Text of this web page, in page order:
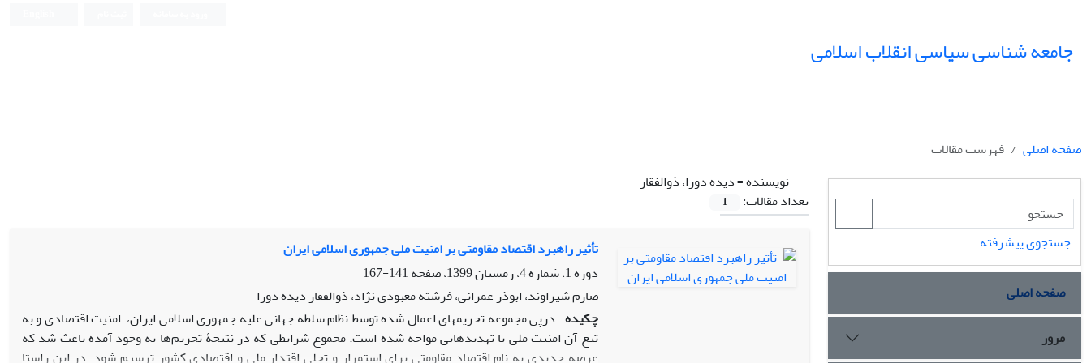
جامعه شناسی سیاسی انقلاب اسلامی
صفحه اصلی
فهرست مقالات
نویسنده =دیده دورا، ذوالفقار
تعداد مقالات:
1
تأثیر راهبرد اقتصاد مقاومتی بر امنیت ملی جمهوری اسلامی ایران
دوره 1، شماره 4، زمستان 1399، صفحه
141-167
صارم شیراوند، ابوذر عمرانی، فرشته معبودی نژاد، ذوالفقار دیده دورا
چکیده درپی مجموعه تحریم­های اعمال شده توسط نظام سلطه جهانی علیه جمهوری اسلامی ایران، امنیت اقتصادی و به
تبع آن امنیت ملی با تهدیدهایی مواجه شده است. مجموع شرایطی که در نتیجۀ تحریم‌ها به وجود آمده باعث شد که
عرصه جدیدی به نام اقتصاد مقاومتی برای استمرار و تجلی اقتدار ملی و اقتصادی کشور ترسیم شود. در این راستا
جستجوی پیشرفته
صفحه اصلی
مرور